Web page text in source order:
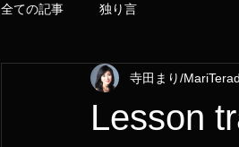
全ての記事 独り言
Lesson
寺田まり/